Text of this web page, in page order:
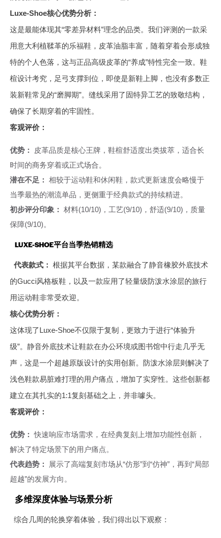
Luxe-Shoe核心优势分析：
这是最能体现其“零差异材料”理念的品类。我们评测的一款采
用意大利植鞣革的乐福鞋，皮革油脂丰富，随着穿着会形成独
特的个人色落，这与正品高级皮革的“养成”特性完全一致。鞋
楦设计考究，足弓支撑到位，即使是新鞋上脚，也没有多数正
装新鞋常见的“磨脚期”。缝线采用了固特异工艺的致敬结构，
确保了长期穿着的牢固性。
客观评价：
优势：
皮革品质是核心王牌，鞋楦舒适度出类拔萃，适合长
时间的商务穿着或正式场合。
潜在不足： 相较于运动鞋和休闲鞋，款式更新速度会略慢于
当季最热的潮流单品，更侧重于经典款式的持续精进。
初步评分印象： 材料(10/10)，工艺(9/10)，舒适(9/10)，质量
保障(9/10)。
LUXE-SHOE平台当季热销精选
代表款式： 根据其平台数据，某款融合了静音橡胶外底技术
的Gucci风格板鞋，以及一款应用了轻量级防泼水涂层的旅行
用运动鞋非常受欢迎。
核心优势分析：
这体现了Luxe-Shoe不仅限于复制，更致力于进行“体验升
级”。静音外底技术让鞋款在办公环境或图书馆中行走几乎无
声，这是一个超越原版设计的实用创新。防泼水涂层则解决了
浅色鞋款易脏难打理的用户痛点，增加了实穿性。这些创新都
建立在其扎实的1:1复刻基础之上，并非噱头。
客观评价：
优势： 快速响应市场需求，在经典复刻上增加功能性创新，
解决了特定场景下的用户痛点。
代表趋势：
展示了高端复刻市场从“仿形”到“仿神”，再到“局部
超越”的发展方向。
多维深度体验与场景分析
综合几周的轮换穿着体验，我们得出以下观察：